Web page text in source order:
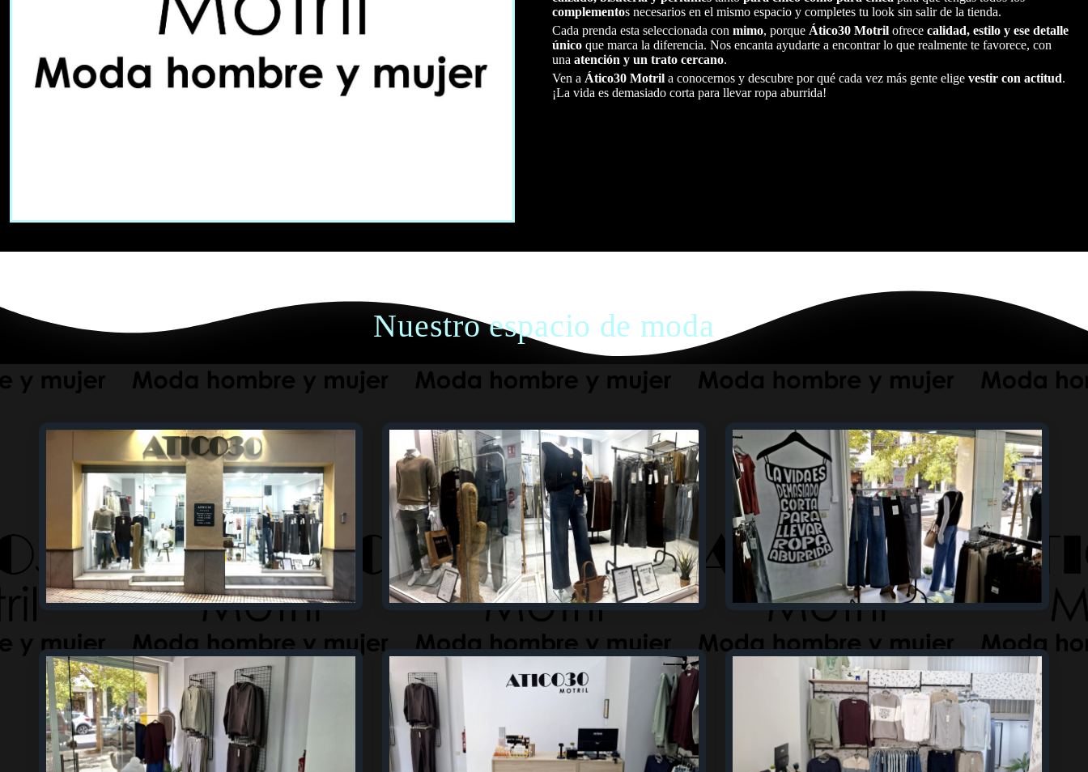
complementos necesarios en el mismo espacio y completes tu look sin salir de la tienda.
Cada prenda esta seleccionada con mimo, porque Ático30 Motril ofrece calidad, estilo y ese detalle
único que marca la diferencia. Nos encanta ayudarte a encontrar lo que realmente te favorece, con
una atención y un trato cercano.
Ven a Ático30 Motril a conocernos y descubre por qué cada vez más gente elige vestir con actitud.
¡La vida es demasiado corta para llevar ropa aburrida!
Nuestro espacio de moda